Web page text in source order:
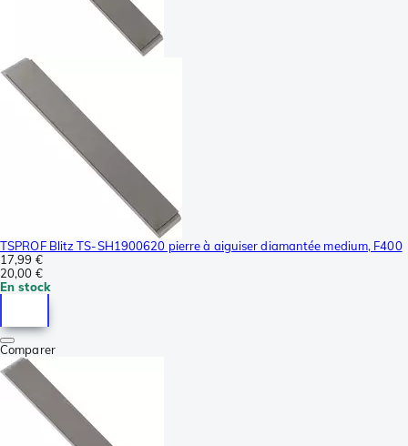
TSPROF Blitz TS-SH1900620 pierre à aiguiser diamantée medium, F400
17,99 €
20,00 €
En stock
Comparer